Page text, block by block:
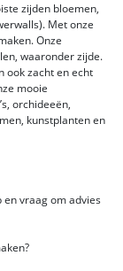
zijden bloemen,
Met onze
Onze
waaronder zijde.
ook zacht en echt
mooie
orchideeën,
kunstplanten en
en vraag om advies